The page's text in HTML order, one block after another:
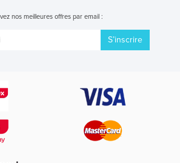
nos meilleures offres par email :
S’inscrire